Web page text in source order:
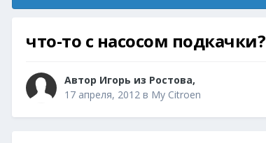
что-то с насосом подкачки?
Автор Игорь из Ростова,
17 апреля, 2012 в My Citroen